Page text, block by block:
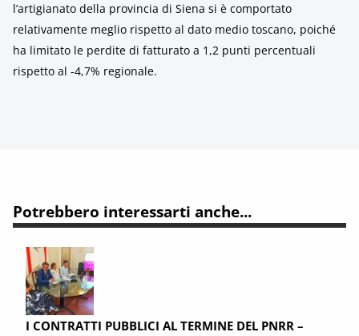
l’artigianato della provincia di Siena si è comportato
relativamente meglio rispetto al dato medio toscano, poiché
ha limitato le perdite di fatturato a 1,2 punti percentuali
rispetto al -4,7% regionale.
Potrebbero interessarti anche...
I CONTRATTI PUBBLICI AL TERMINE DEL PNRR –